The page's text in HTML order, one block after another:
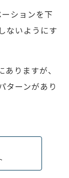
ションを下
ないようにす
りますが、
ターンがあり